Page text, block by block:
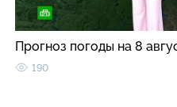
Прогноз погоды на 8
190